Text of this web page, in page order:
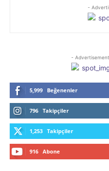
-
-
5,999 Beğenenler
796 Takipçiler
1,253 Takipçiler
916 Abone